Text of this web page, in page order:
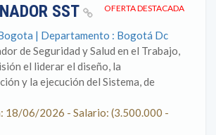
OFERTA DESTACADA
SST
| Departamento : Bogotá Dc
de Seguridad y Salud en el Trabajo,
el liderar el diseño, la
y la ejecución del Sistema, de
18/06/2026 - Salario: (3.500.000 -